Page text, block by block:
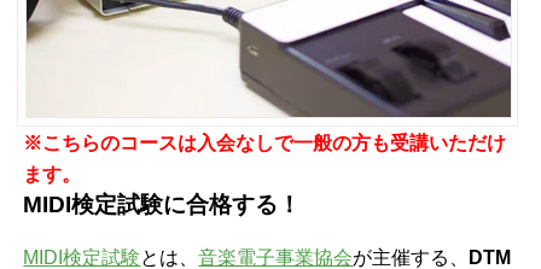
※こちらのコースは入会なしで一般の方も受講いただけ
ます。
MIDI検定試験に合格する！
MIDI検定試験とは、音楽電子事業協会が主催する、
DTM